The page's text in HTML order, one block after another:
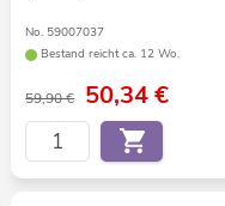
No. 59007037
Bestand reicht ca. 12 Wo.
59,90 € 50,34€